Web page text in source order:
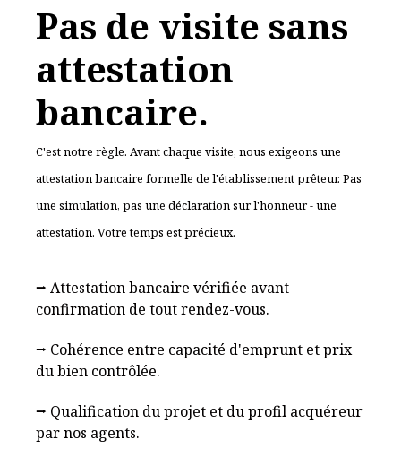
Pas de visite sans
attestation
bancaire.
C'est notre règle. Avant chaque visite, nous exigeons une
attestation bancaire formelle de l'établissement prêteur. Pas
une simulation, pas une déclaration sur l'honneur - une
attestation. Votre temps est précieux.
⭢ Attestation bancaire vérifiée avant
confirmation de tout rendez-vous.
⭢ Cohérence entre capacité d'emprunt et prix
du bien contrôlée.
⭢ Qualification du projet et du profil acquéreur
par nos agents.